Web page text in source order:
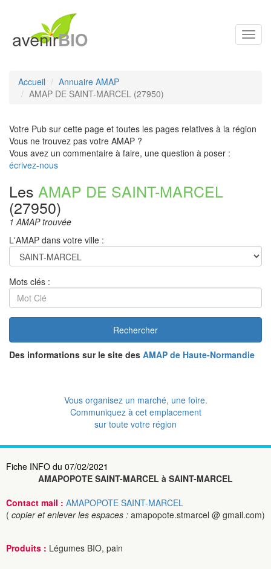
Accueil
Annuaire AMAP
AMAP DE SAINT-MARCEL (27950)
Votre Pub sur cette page et toutes les pages relatives à la région
Vous ne trouvez pas votre AMAP ?
Vous avez un commentaire à faire, une question à poser :
écrivez-nous
Les AMAP DE SAINT-MARCEL
(27950)
1 AMAP trouvée
L'AMAP dans votre ville :
Mots clés :
Rechercher
Des informations sur le site des AMAP de Haute-Normandie
Vous organisez un marché, une foire.
Communiquez à cet emplacement
sur toute votre région
Fiche INFO du 07/02/2021
AMAPOPOTE SAINT-MARCEL à SAINT-MARCEL
Contact mail : AMAPOPOTE SAINT-MARCEL
( copier et enlever les espaces : amapopote.stmarcel @ gmail.com)
Produits : Légumes BIO, pain